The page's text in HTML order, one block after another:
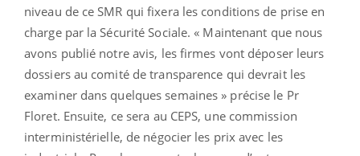
niveau de ce SMR qui fixera les conditions de prise en
charge par la Sécurité Sociale. « Maintenant que nous
avons publié notre avis, les firmes vont déposer leurs
dossiers au comité de transparence qui devrait les
examiner dans quelques semaines » précise le Pr
Floret. Ensuite, ce sera au CEPS, une commission
interministérielle, de négocier les prix avec les